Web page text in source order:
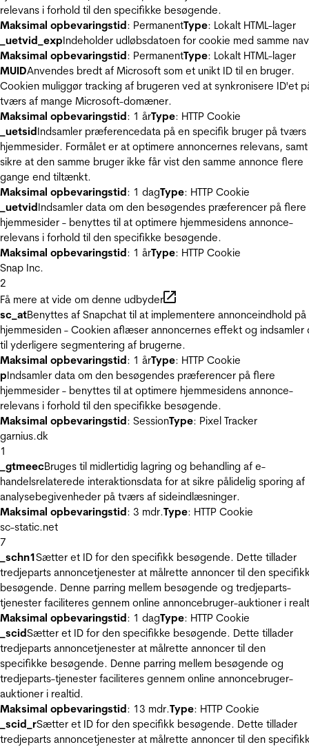
relevans i forhold til den specifikke besøgende.
Maksimal opbevaringstid: PermanentType: Lokalt HTML-lager
_uetvid_expIndeholder udløbsdatoen for cookie med samme
Maksimal opbevaringstid: PermanentType: Lokalt HTML-lager
MUIDAnvendes bredt af Microsoft som et unikt ID til en bruger.
Cookien muliggør tracking af brugeren ved at synkronisere ID'et
tværs af mange Microsoft-domæner.
Maksimal opbevaringstid: 1 årType: HTTP Cookie
_uetsidIndsamler præferencedata på en specifik bruger på tværs
hjemmesider. Formålet er at optimere annoncernes relevans, samt
sikre at den samme bruger ikke får vist den samme annonce flere
gange end tiltænkt.
Maksimal opbevaringstid: 1 dagType: HTTP Cookie
_uetvidIndsamler data om den besøgendes præferencer på flere
hjemmesider - benyttes til at optimere hjemmesidens annonce-
relevans i forhold til den specifikke besøgende.
Maksimal opbevaringstid: 1 årType: HTTP Cookie
Snap Inc.
2
Få mere at vide om denne udbyder
sc_atBenyttes af Snapchat til at implementere annonceindhold på
hjemmesiden - Cookien aflæser annoncernes effekt og indsamler
til yderligere segmentering af brugerne.
Maksimal opbevaringstid: 1 årType: HTTP Cookie
pIndsamler data om den besøgendes præferencer på flere
hjemmesider - benyttes til at optimere hjemmesidens annonce-
relevans i forhold til den specifikke besøgende.
Maksimal opbevaringstid: SessionType: Pixel Tracker
garnius.dk
1
_gtmeecBruges til midlertidig lagring og behandling af e-
handelsrelaterede interaktionsdata for at sikre pålidelig sporing af
analysebegivenheder på tværs af sideindlæsninger.
Maksimal opbevaringstid: 3 mdr.Type: HTTP Cookie
sc-static.net
7
_schn1Sætter et ID for den specifikk besøgende. Dette tillader
tredjeparts annoncetjenester at målrette annoncer til den
besøgende. Denne parring mellem besøgende og tredjeparts-
tjenester faciliteres gennem online annoncebruger-auktioner i
Maksimal opbevaringstid: 1 dagType: HTTP Cookie
_scidSætter et ID for den specifikke besøgende. Dette tillader
tredjeparts annoncetjenester at målrette annoncer til den
specifikke besøgende. Denne parring mellem besøgende og
tredjeparts-tjenester faciliteres gennem online annoncebruger-
auktioner i realtid.
Maksimal opbevaringstid: 13 mdr.Type: HTTP Cookie
_scid_rSætter et ID for den specifikk besøgende. Dette tillader
tredjeparts annoncetjenester at målrette annoncer til den